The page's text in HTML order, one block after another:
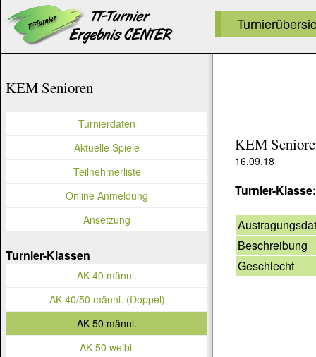
KEM
16.09.18
Turnier-
Beschreibung
Geschlecht
KEM Senioren
Turnierdaten
Aktuelle Spiele
Teilnehmerliste
Online Anmeldung
Ansetzung
Turnier-Klassen
AK 40 männl.
AK 40/50 männl. (Doppel)
AK 50 männl.
AK 50 weibl.